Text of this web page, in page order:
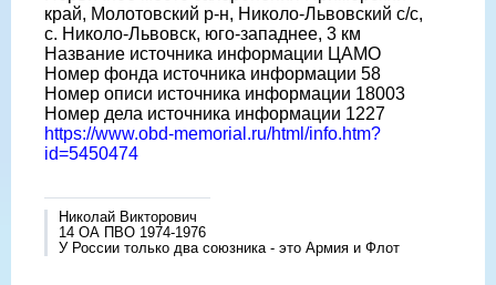
край, Молотовский р-н, Николо-Львовский с/с,
с. Николо-Львовск, юго-западнее, 3 км
Название источника информации ЦАМО
Номер фонда источника информации 58
Номер описи источника информации 18003
Номер дела источника информации 1227
https://www.obd-memorial.ru/html/info.htm?
id=5450474
Николай Викторович
14 ОА ПВО 1974-1976
У России только два союзника - это Армия и Флот